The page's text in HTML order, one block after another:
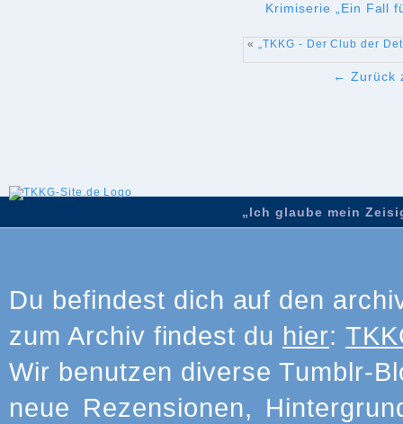
Krimiserie „Ein Fall
« „TKKG - Der Club der
← Zurück
„Ich glaube mein
Du befindest dich auf den
zum Archiv findest du hier:
Wir benutzen diverse Tumblr-
neue Rezensionen,